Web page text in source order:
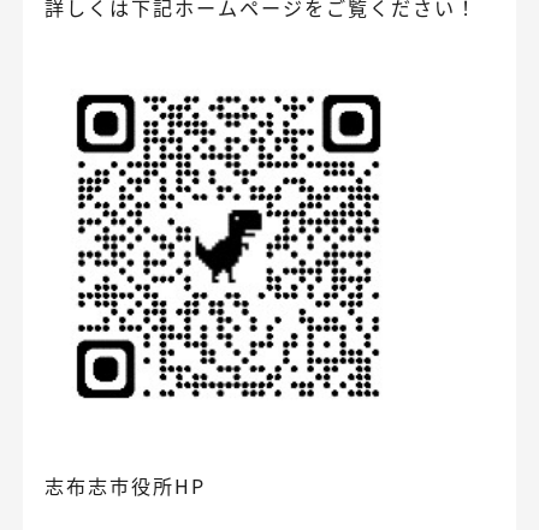
詳しくは下記ホームページをご覧ください！
志布志市役所HP